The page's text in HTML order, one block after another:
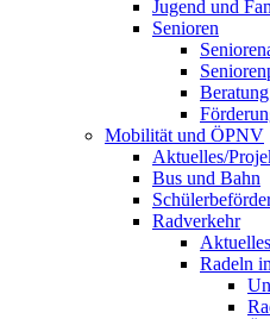
Jugend und
Senioren
Mobilität und ÖPNV
Aktuelles/
Bus und Bahn
Radverkehr
Aktuelles
Radeln